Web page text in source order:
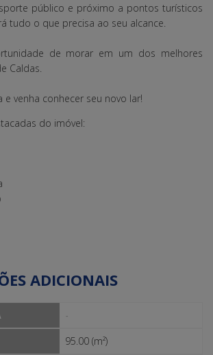
público e próximo a pontos turísticos
tudo o que precisa ao seu alcance.
de morar em um dos melhores
Caldas.
e venha conhecer seu novo lar!
do imóvel:
ADICIONAIS
-
95.00 (m²)